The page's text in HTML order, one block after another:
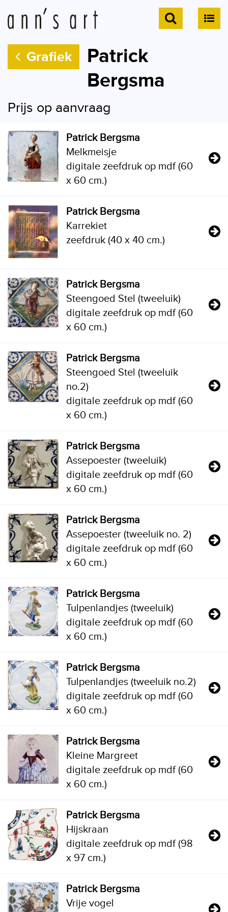
Grafiek
Patrick
Bergsma
Prijs op aanvraag
Patrick Bergsma
Melkmeisje
digitale zeefdruk op mdf (60
x 60 cm.)
Patrick Bergsma
Karrekiet
zeefdruk (40 x 40 cm.)
Patrick Bergsma
Steengoed Stel (tweeluik)
digitale zeefdruk op mdf (60
x 60 cm.)
Patrick Bergsma
Steengoed Stel (tweeluik
no.2)
digitale zeefdruk op mdf (60
x 60 cm.)
Patrick Bergsma
Assepoester (tweeluik)
digitale zeefdruk op mdf (60
x 60 cm.)
Patrick Bergsma
Assepoester (tweeluik no. 2)
digitale zeefdruk op mdf (60
x 60 cm.)
Patrick Bergsma
Tulpenlandjes (tweeluik)
digitale zeefdruk op mdf (60
x 60 cm.)
Patrick Bergsma
Tulpenlandjes (tweeluik no.2)
digitale zeefdruk op mdf (60
x 60 cm.)
Patrick Bergsma
Kleine Margreet
digitale zeefdruk op mdf (60
x 60 cm.)
Patrick Bergsma
Hijskraan
digitale zeefdruk op mdf (98
x 97 cm.)
Patrick Bergsma
Vrije vogel